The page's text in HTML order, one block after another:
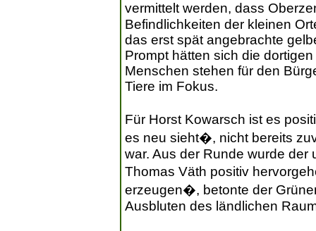
vermittelt werden, dass
Befindlichkeiten der kleinen
das erst spät angebrachte
Prompt hätten sich die
Menschen stehen für den
Tiere im Fokus.
Für Horst Kowarsch ist es
es neu sieht�, nicht bereits
war. Aus der Runde wurde der
Thomas Väth positiv
erzeugen�, betonte der
Ausbluten des ländlichen